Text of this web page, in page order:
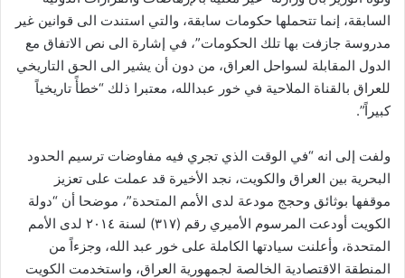
السابقة، إنما تتحملها حكومات سابقة، والتي استندت الى قوانين غير
مدروسة جازفت بها تلك الحكومات”، في إشارة الى نص الاتفاق مع
الدول المقابلة لسواحل العراق، من دون أن يشير الى الحق التاريخي
للعراق بالقناة الملاحية في خور عبدالله، معتبرا ذلك “خطأً تاريخياً
كبيراً”.
ولفت إلى انه “في الوقت الذي تجري فيه مفاوضات ترسيم الحدود
البحرية بين العراق والكويت، نجد الأخيرة قد عملت على تعزيز
موقفها بوثائق وحجج مودعة لدى الأمم المتحدة”، موضحا أن “دولة
الكويت أودعت المرسوم الأميري رقم (٣١٧) لسنة ٢٠١٤ لدى الأمم
المتحدة، وأعلنت سيادتها الكاملة على خور عبد الله، وجزءاً من
المنطقة الاقتصادية الخالصة لجمهورية العراق، واستخدمت الكويت